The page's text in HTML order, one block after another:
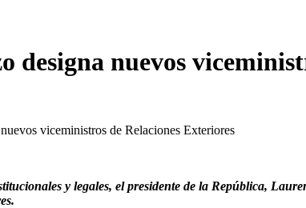
designa nuevos
viceministros de Relaciones Exteriores
y legales, el presidente de la República,